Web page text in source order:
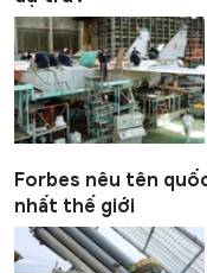
Forbes nêu tên
nhất thế giới